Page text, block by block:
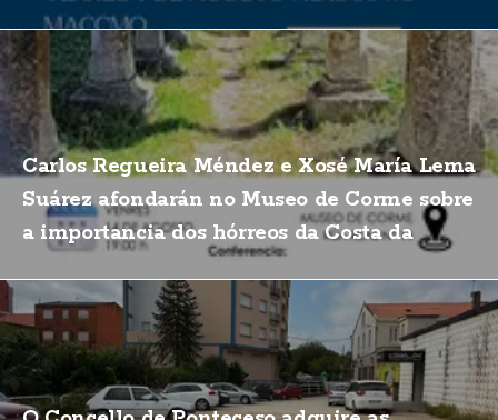
Carlos Regueira Méndez e Xosé María Lema
Suárez afondarán no Museo de Corme sobre
a importancia dos hórreos da Costa da